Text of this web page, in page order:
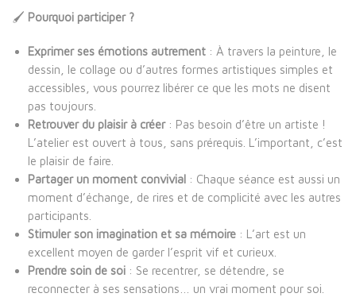
🖌️ Pourquoi participer ?
Exprimer ses émotions autrement : À travers la peinture, le
dessin, le collage ou d’autres formes artistiques simples et
accessibles, vous pourrez libérer ce que les mots ne disent
pas toujours.
Retrouver du plaisir à créer: Pas besoin d’être un artiste !
L’atelier est ouvert à tous, sans prérequis. L’important, c’est
le plaisir de faire.
Partager un moment convivial : Chaque séance est aussi un
moment d’échange, de rires et de complicité avec les autres
participants.
Stimuler son imagination et sa mémoire : L’art est un
excellent moyen de garder l’esprit vif et curieux.
Prendre soin de soi : Se recentrer, se détendre, se
reconnecter à ses sensations… un vrai moment pour soi.